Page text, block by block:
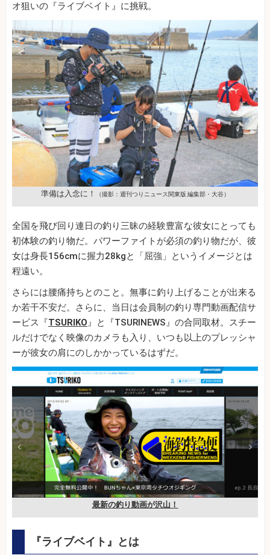
オ狙いの『ライブベイト』に挑戦。
準備は入念に！ （撮影：週刊つりニュース関東版 編集部・大谷）
全国を飛び回り連日の釣り三昧の経験豊富な彼女にとっても
初体験の釣り物だ。パワーファイトが必須の釣り物だが、彼
女は身長156cmに握力28kgと「屈強」というイメージとは
程遠い。
さらには腰痛持ちとのこと。無事に釣り上げることが出来る
か若干不安だ。さらに、当日は会員制の釣り専門動画配信サ
ービス『TSURIKO』と『TSURINEWS』の合同取材。スチー
ルだけでなく映像のカメラも入り、いつも以上のプレッシャ
ーが彼女の肩にのしかかっているはずだ。
最新の釣り動画が沢山！
『ライブベイト』とは